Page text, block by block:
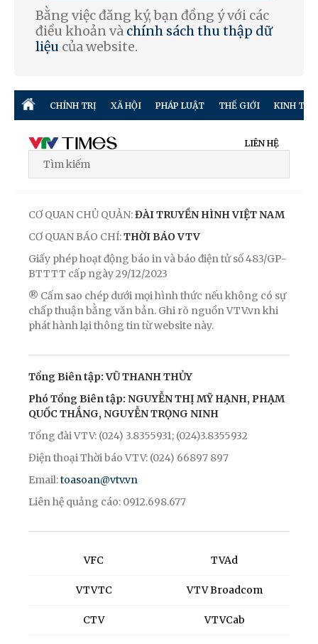
Bằng việc đăng ký, bạn đồng ý với các
điều khoản và chính sách thu thập dữ
liệu của website.
CHÍNH TRỊ XÃ HỘI PHÁP LUẬT THẾ GIỚI KINH TẾ
LIÊN HỆ
CƠ QUAN CHỦ QUẢN:ĐÀI TRUYỀN HÌNH VIỆT NAM
CƠ QUAN BÁO CHÍ:THỜI BÁO VTV
Giấy phép hoạt động báo in và báo điện tử số 483/GP-
BTTTT cấp ngày 29/12/2023
® Cấm sao chép dưới mọi hình thức nếu không có sự
chấp thuận bằng văn bản. Ghi rõ nguồn VTV.vn khi
phát hành lại thông tin từ website này.
Tổng Biên tập: VŨ THANH THỦY
Phó Tổng Biên tập: NGUYỄN THỊ MỸ HẠNH, PHẠM
QUỐC THẮNG, NGUYỄN TRỌNG NINH
Tổng đài VTV: (024) 3.8355931; (024)3.8355932
Điện thoại Thời báo VTV: (024) 66897 897
Email:toasoan@vtv.vn
Liên hệ quảng cáo: 0912.698.677
VFC
VTVTC
CTV
TVAd
VTV Broadcom
VTVCab